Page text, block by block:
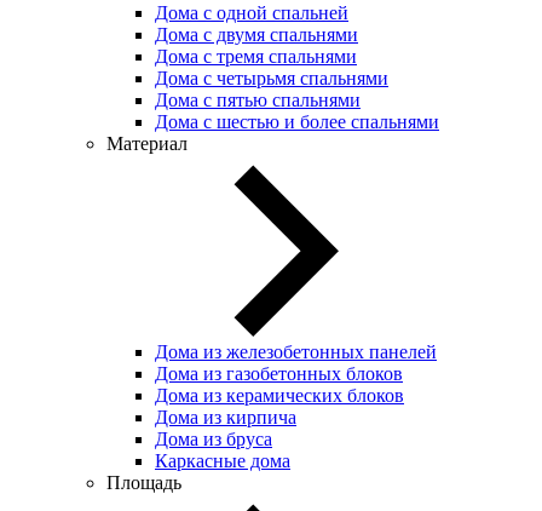
Дома с одной спальней
Дома с двумя спальнями
Дома с тремя спальнями
Дома с четырьмя спальнями
Дома с пятью спальнями
Дома с шестью и более спальнями
Материал
Дома из железобетонных панелей
Дома из газобетонных блоков
Дома из керамических блоков
Дома из кирпича
Дома из бруса
Каркасные дома
Площадь